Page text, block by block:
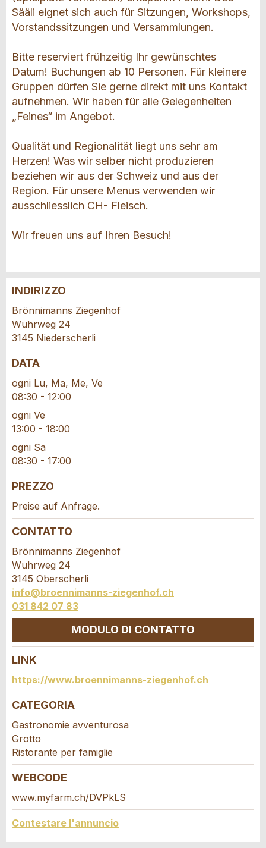
Sääli eignet sich auch für Sitzungen, Workshops,
Vorstandssitzungen und Versammlungen.
Bitte reserviert frühzeitig Ihr gewünschtes
Datum! Buchungen ab 10 Personen. Für kleinere
Gruppen dürfen Sie gerne direkt mit uns Kontakt
aufnehmen. Wir haben für alle Gelegenheiten
„Feines“ im Angebot.
Qualität und Regionalität liegt uns sehr am
Herzen! Was wir selber nicht produzieren
beziehen wir aus der Schweiz und aus der
Region. Für unsere Menus verwenden wir
ausschliesslich CH- Fleisch.
Wir freuen uns auf Ihren Besuch!
Contestare l'annuncio
Il tuo feedback è molto apprezzato!
Feedback generale
Questo annuncio non è più valido
Annuncio incompleto
Nachricht
* Ingresso richiesto
stata inviata a guidle
SCRIVI UN MESSAGGIO
Consigliamo l'annuncio
Raccomando questo annuncio agli amici.
* Ingresso richiesto
CONSIGLIAMO L'ANNUNCIO
Chiudi
INDIRIZZO
Brönnimanns Ziegenhof
Wuhrweg 24
3145 Niederscherli
DATA
ogni Lu, Ma, Me, Ve
08:30 - 12:00
ogni Ve
13:00 - 18:00
ogni Sa
08:30 - 17:00
PREZZO
Preise auf Anfrage.
CONTATTO
Brönnimanns Ziegenhof
Wuhrweg 24
3145 Oberscherli
info@broennimanns-ziegenhof.ch
031 842 07 83
MODULO DI CONTATTO
Contatto
Scrivere un messaggio per tutte le persone da
contattare per questo annuncio.
LINK
https://www.broennimanns-ziegenhof.ch
CATEGORIA
Gastronomie avventurosa
Grotto
Ristorante per famiglie
WEBCODE
www.myfarm.ch/DVPkLS
Contestare l'annuncio